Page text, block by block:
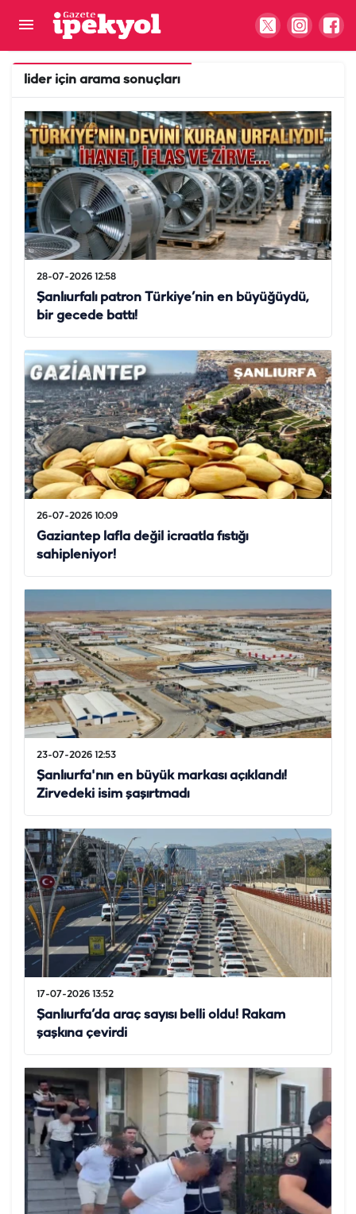
lider için arama sonuçları
28-07-2026 12:58
Şanlıurfalı patron Türkiye’nin en büyüğüydü,
bir gecede battı!
26-07-2026 10:09
Gaziantep lafla değil icraatla fıstığı
sahipleniyor!
23-07-2026 12:53
Şanlıurfa'nın en büyük markası açıklandı!
Zirvedeki isim şaşırtmadı
17-07-2026 13:52
Şanlıurfa’da araç sayısı belli oldu! Rakam
şaşkına çevirdi